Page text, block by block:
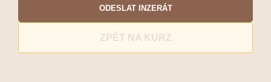
ODESLAT INZERÁT
ZPĚT NA KURZ